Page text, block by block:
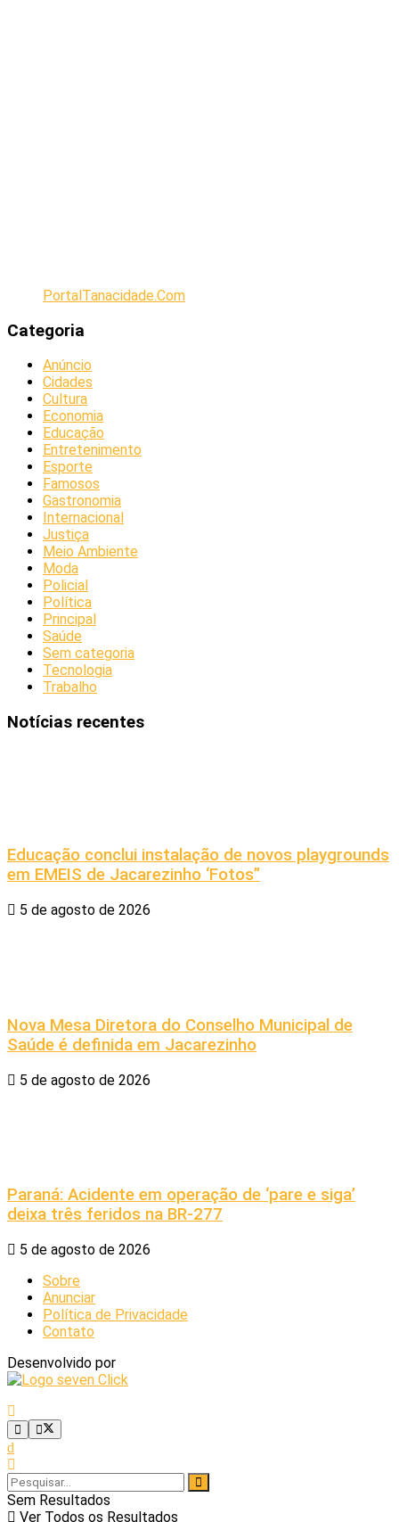
PortalTanacidade.Com
Categoria
Anúncio
Cidades
Cultura
Economia
Educação
Entretenimento
Esporte
Famosos
Gastronomia
Internacional
Justiça
Meio Ambiente
Moda
Policial
Política
Principal
Saúde
Sem categoria
Tecnologia
Trabalho
Notícias recentes
Educação conclui instalação de novos playgrounds
em EMEIS de Jacarezinho ‘Fotos”
5 de agosto de 2026
Nova Mesa Diretora do Conselho Municipal de
Saúde é definida em Jacarezinho
5 de agosto de 2026
Paraná: Acidente em operação de ‘pare e siga’
deixa três feridos na BR-277
5 de agosto de 2026
Sobre
Anunciar
Política de Privacidade
Contato
Desenvolvido por
Sem Resultados
Ver Todos os Resultados